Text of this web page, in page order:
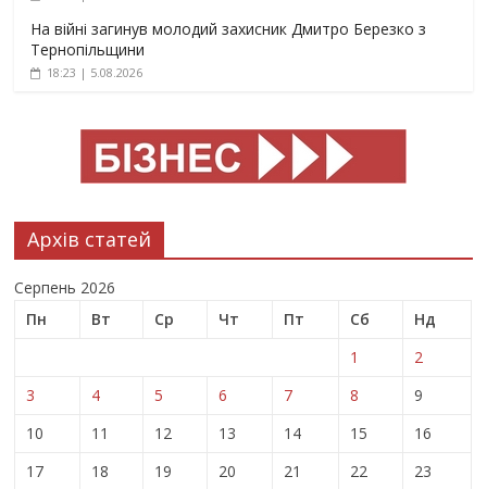
На війні загинув молодий захисник Дмитро Березко з
Тернопільщини
18:23 | 5.08.2026
Архів статей
Серпень 2026
Пн
Вт Ср Чт Пт Сб
Нд
1
2
3
4 5 6 7 8
9
10
11 12 13 14 15
16
17
18 19 20 21 22
23